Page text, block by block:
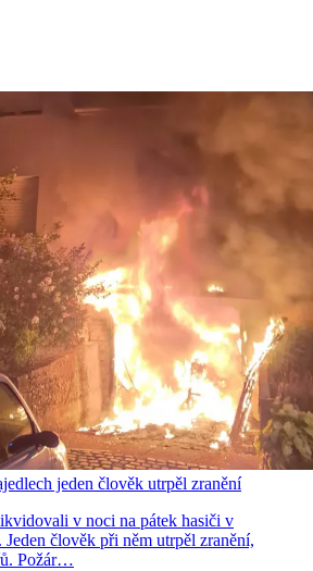
jeden člověk utrpěl zranění
v noci na pátek hasiči v
člověk při něm utrpěl zranění,
Požár…